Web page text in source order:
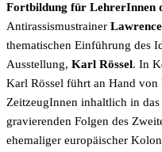
Fortbildung für LehrerInnen
Antirassismustrainer
thematischen Einführung des
Ausstellung, Karl Rössel. In
Karl Rössel führt an Hand von
ZeitzeugInnen inhaltlich in
gravierenden Folgen des
ehemaliger europäischer